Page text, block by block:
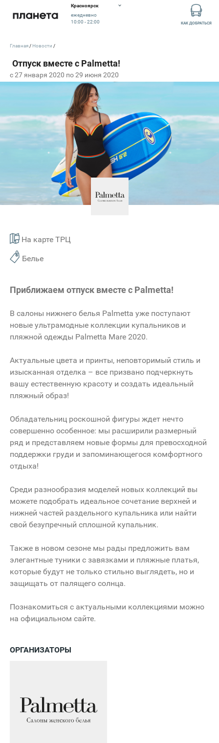
Красноярск
ежедневно
10:00 - 22:00
КАК ДОБРАТЬСЯ
c 27 января 2020 по 29 июня 2020
На карте ТРЦ
Белье
Главная Новости
Приближаем отпуск вместе с Palmetta!
В салоны нижнего белья Palmetta уже поступают
новые ультрамодные коллекции купальников и
пляжной одежды Palmetta Mare 2020.
Актуальные цвета и принты, неповторимый стиль и
изысканная отделка – все призвано подчеркнуть
вашу естественную красоту и создать идеальный
пляжный образ!
Обладательниц роскошной фигуры ждет нечто
совершенно особенное: мы расширили размерный
ряд и представляем новые формы для превосходной
поддержки груди и запоминающегося комфортного
отдыха!
Среди разнообразия моделей новых коллекций вы
можете подобрать идеальное сочетание верхней и
нижней частей раздельного купальника или найти
свой безупречный сплошной купальник.
Также в новом сезоне мы рады предложить вам
элегантные туники с завязками и пляжные платья,
которые будут не только стильно выглядеть, но и
защищать от палящего солнца.
Познакомиться с актуальными коллекциями можно
на официальном сайте.
ОРГАНИЗАТОРЫ